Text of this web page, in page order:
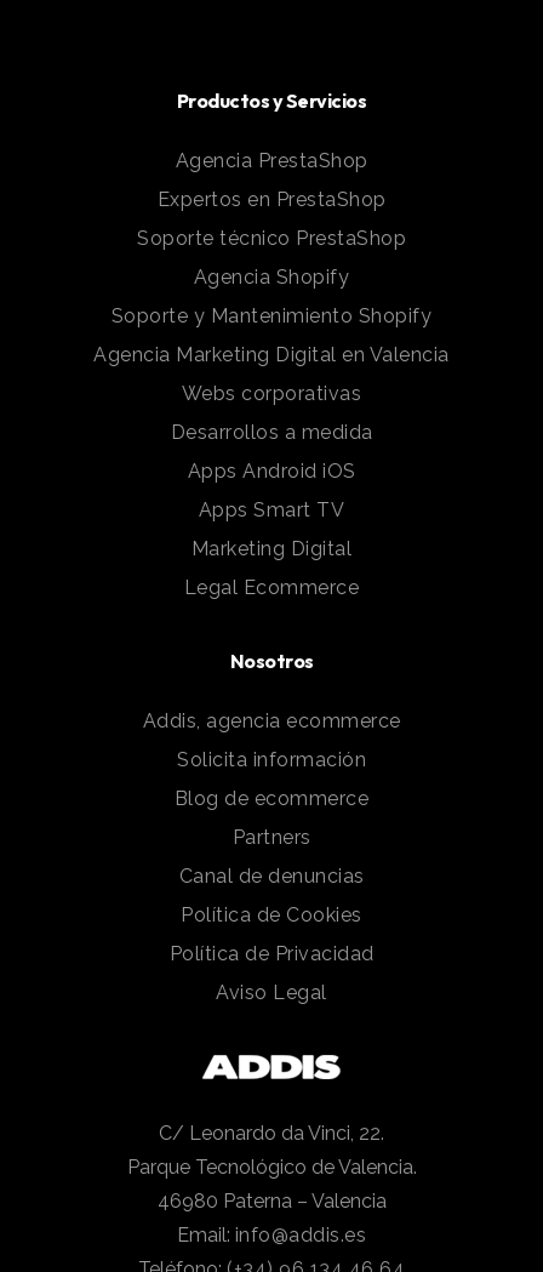
Productos y Servicios
Agencia PrestaShop
Expertos en PrestaShop
Soporte técnico PrestaShop
Agencia Shopify
Soporte y Mantenimiento Shopify
Agencia Marketing Digital en Valencia
Webs corporativas
Desarrollos a medida
Apps Android iOS
Apps Smart TV
Marketing Digital
Legal Ecommerce
Nosotros
Addis, agencia ecommerce
Solicita información
Blog de ecommerce
Partners
Canal de denuncias
Política de Cookies
Política de Privacidad
Aviso Legal
C/ Leonardo da Vinci, 22.
Parque Tecnológico de Valencia.
46980 Paterna – Valencia
Email: info@addis.es